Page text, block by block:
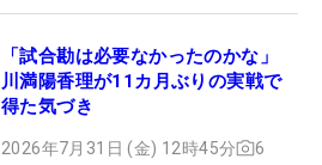
「試合勘は必要なかったのかな」
川満陽香理が11カ月ぶりの実戦で
得た気づき
2026年7月31日 (金) 12時45分 6